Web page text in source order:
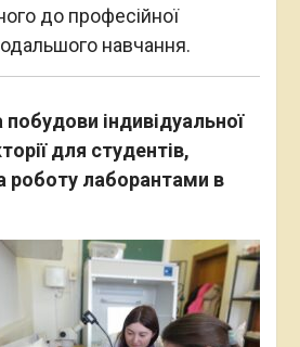
до професійної
навчання.
індивідуальної
для студентів,
роботу лаборантами в